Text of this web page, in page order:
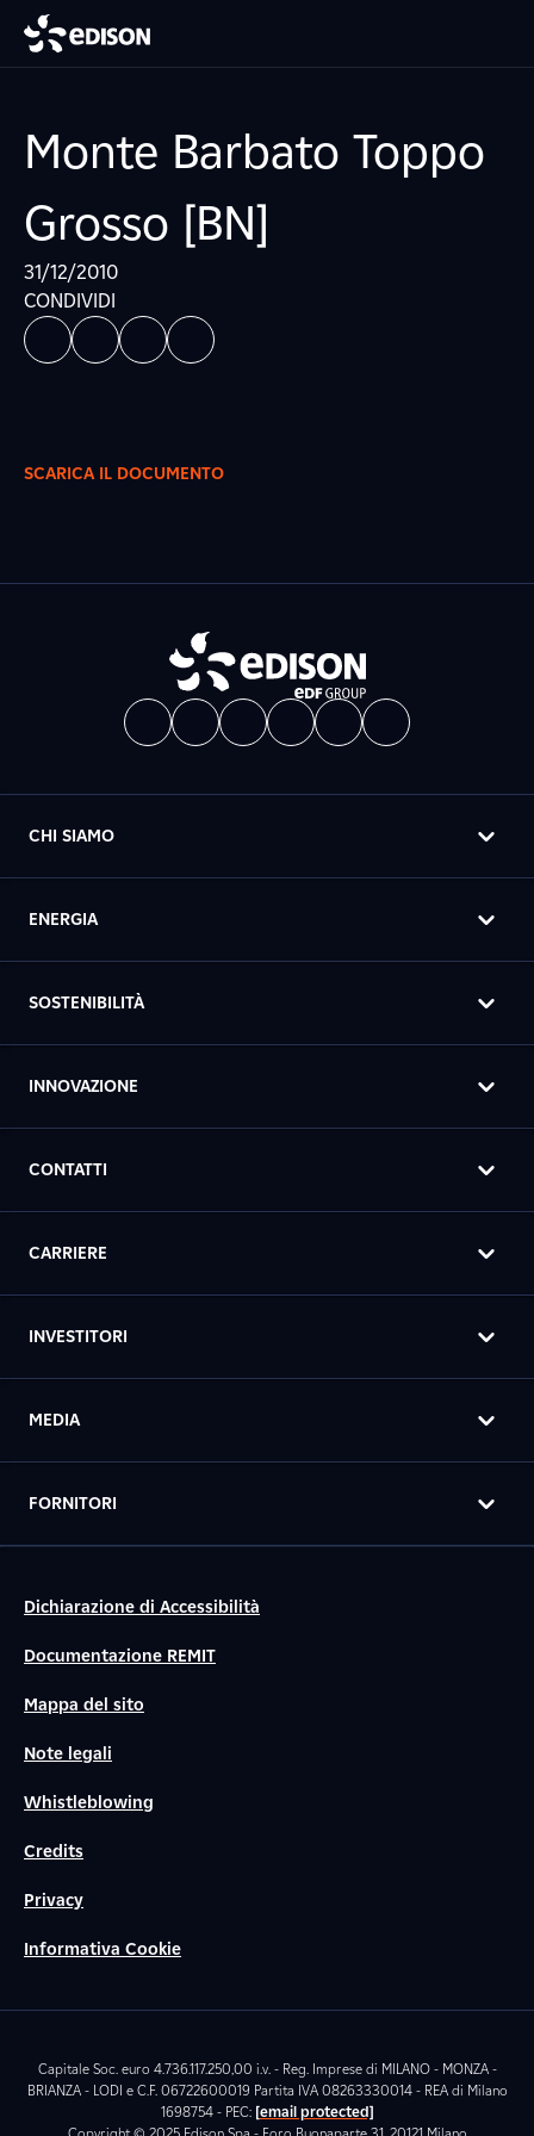
Monte Barbato Toppo
Grosso [BN]
31/12/2010
CONDIVIDI
SCARICA IL DOCUMENTO
CHI SIAMO
ENERGIA
SOSTENIBILITÀ
INNOVAZIONE
CONTATTI
CARRIERE
INVESTITORI
MEDIA
FORNITORI
Dichiarazione di Accessibilità
Documentazione REMIT
Mappa del sito
Note legali
Whistleblowing
Credits
Privacy
Informativa Cookie
Capitale Soc. euro 4.736.117.250,00 i.v. - Reg. Imprese di MILANO - MONZA -
BRIANZA - LODI e C.F. 06722600019 Partita IVA 08263330014 - REA di Milano
1698754 - PEC: [email protected]